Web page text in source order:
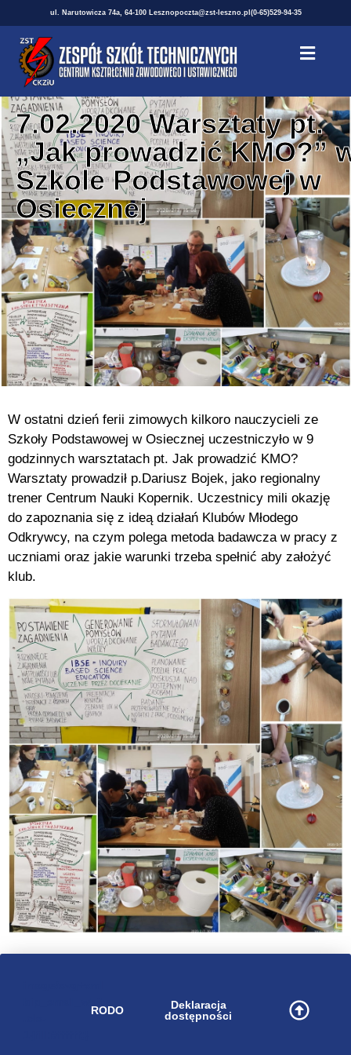
ul. Narutowicza 74a, 64-100 Lesznopoczta@zst-leszno.pl (0-65)529-94-35
7.02.2020 Warsztaty pt.
„Jak prowadzić KMO?”
Szkole Podstawowej w
Osiecznej
W ostatni dzień ferii zimowych kilkoro nauczycieli ze
Szkoły Podstawowej w Osiecznej uczestniczyło w 9
godzinnych warsztatach pt. Jak prowadzić KMO?
Warsztaty prowadził p.Dariusz Bojek, jako regionalny
trener Centrum Nauki Kopernik. Uczestnicy mili okazję
do zapoznania się z ideą działań Klubów Młodego
Odkrywcy, na czym polega metoda badawcza w pracy z
uczniami oraz jakie warunki trzeba spełnić aby założyć
klub.
RODO
Deklaracja
dostępności